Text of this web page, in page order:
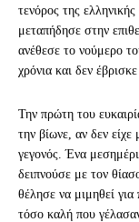
τενόρος της
μεταπήδησε στην
ανέθεσε το νούμερο
χρόνια και δεν
Την πρώτη του
την βίωνε, αν δεν
γεγονός. Ένα
δειπνούσε με τον
θέλησε να μιμηθεί
τόσο καλή που